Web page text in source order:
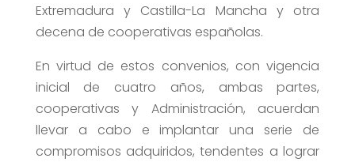
Extremadura y Castilla-La Mancha y otra
decena de cooperativas españolas.
En virtud de estos convenios, con vigencia
inicial de cuatro años, ambas partes,
cooperativas y Administración, acuerdan
llevar a cabo e implantar una serie de
compromisos adquiridos, tendentes a lograr